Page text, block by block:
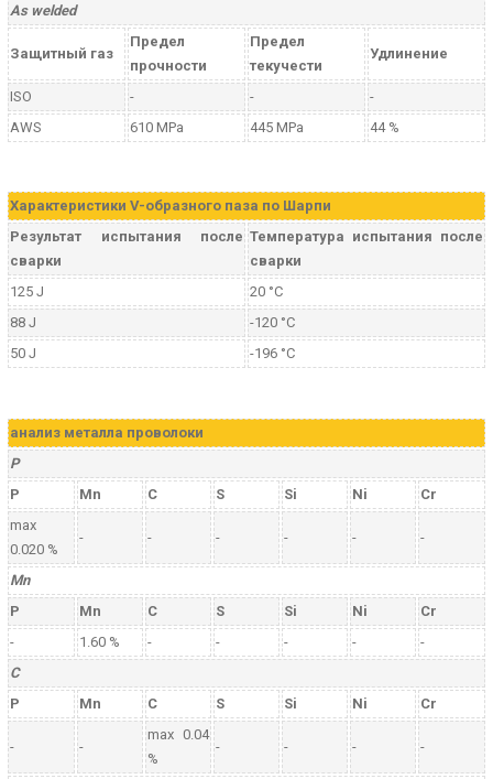
As welded
Защитный газ
Предел
прочности
Предел
текучести
Удлинение
ISO - -
-
AWS
610 MPa 445 MPa 44 %
Характеристики V-образного паза по Шарпи
Результат испытания после
сварки
Температура испытания после
сварки
125 J
20 °C
88 J
-120 °C
50 J
-196 °C
анализ металла проволоки
P
P
Mn C S Si Ni
Cr
max
0.020 %
- - - - - -
Mn
P
Mn C S Si Ni
Cr
-
1.60 % - - - -
-
C
P
Mn C S Si Ni Cr
- -
max 0.04
%
- - - -